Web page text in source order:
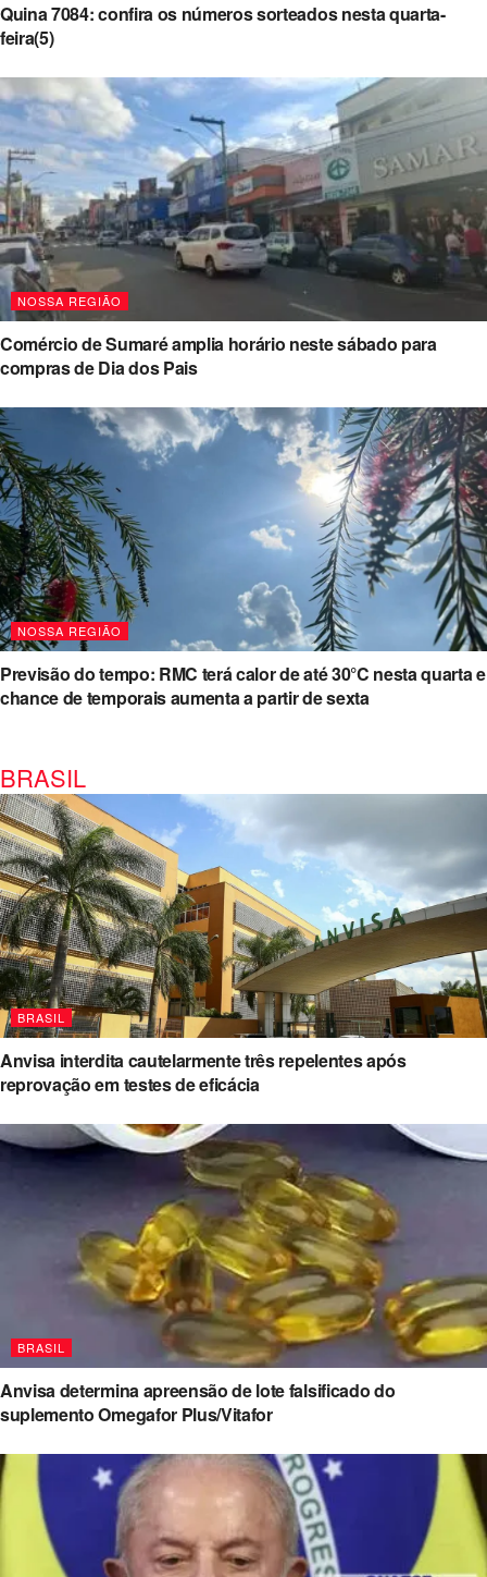
Quina 7084: confira os números sorteados nesta quarta-
feira(5)
NOSSA REGIÃO
Comércio de Sumaré amplia horário neste sábado para
compras de Dia dos Pais
NOSSA REGIÃO
Previsão do tempo: RMC terá calor de até 30°C nesta quarta e
chance de temporais aumenta a partir de sexta
BRASIL
BRASIL
Anvisa interdita cautelarmente três repelentes após
reprovação em testes de eficácia
BRASIL
Anvisa determina apreensão de lote falsificado do
suplemento Omegafor Plus/Vitafor